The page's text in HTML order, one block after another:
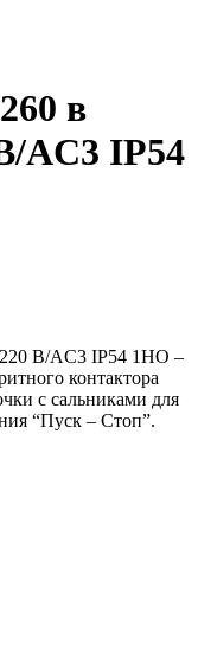
в
AC3 IP54
В/AC3 IP54 1НО –
контактора
с сальниками для
“Пуск – Стоп”.